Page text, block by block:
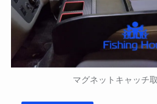
マグネットキャッチ